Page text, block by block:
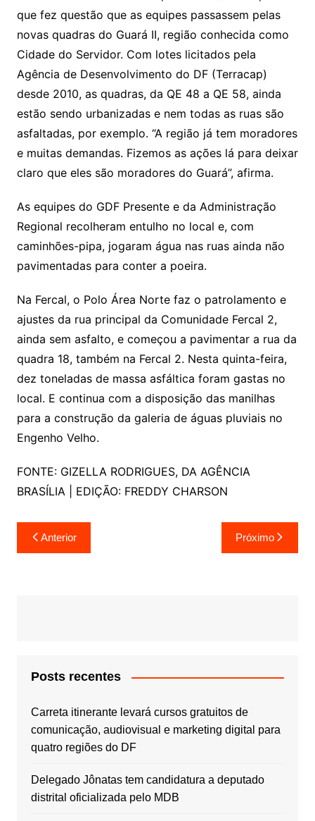
que fez questão que as equipes passassem pelas
novas quadras do Guará II, região conhecida como
Cidade do Servidor. Com lotes licitados pela
Agência de Desenvolvimento do DF (Terracap)
desde 2010, as quadras, da QE 48 a QE 58, ainda
estão sendo urbanizadas e nem todas as ruas são
asfaltadas, por exemplo. “A região já tem moradores
e muitas demandas. Fizemos as ações lá para deixar
claro que eles são moradores do Guará”, afirma.
As equipes do GDF Presente e da Administração
Regional recolheram entulho no local e, com
caminhões-pipa, jogaram água nas ruas ainda não
pavimentadas para conter a poeira.
Na Fercal, o Polo Área Norte faz o patrolamento e
ajustes da rua principal da Comunidade Fercal 2,
ainda sem asfalto, e começou a pavimentar a rua da
quadra 18, também na Fercal 2. Nesta quinta-feira,
dez toneladas de massa asfáltica foram gastas no
local. E continua com a disposição das manilhas
para a construção da galeria de águas pluviais no
Engenho Velho.
FONTE: GIZELLA RODRIGUES, DA AGÊNCIA
BRASÍLIA | EDIÇÃO: FREDDY CHARSON
Navegação
de
Anterior Próximo
Posts recentes
Carreta itinerante levará cursos gratuitos de
comunicação, audiovisual e marketing digital para
quatro regiões do DF
Delegado Jônatas tem candidatura a deputado
distrital oficializada pelo MDB